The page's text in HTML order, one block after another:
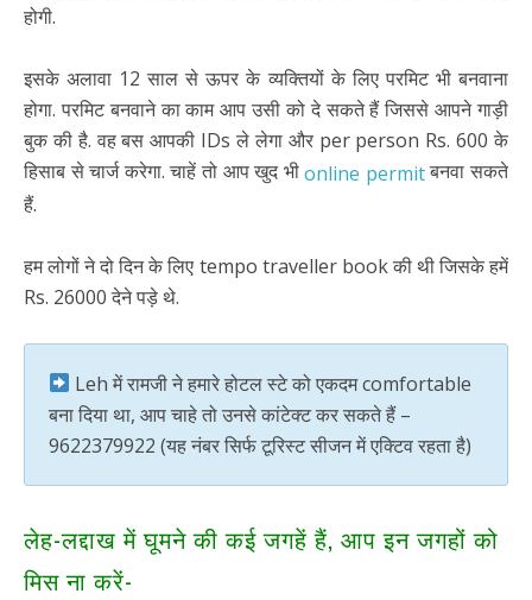
होगी.
इसके अलावा 12 साल से ऊपर के व्यक्तियों के लिए परमिट भी बनवाना
होगा. परमिट बनवाने का काम आप उसी को दे सकते हैं जिससे आपने गाड़ी
बुक की है. वह बस आपकी IDs ले लेगा और per person Rs. 600 के
हिसाब से चार्ज करेगा. चाहें तो आप खुद भीonline permitबनवा सकते
हैं.
हम लोगों ने दो दिन के लिए tempo traveller book की थी जिसके हमें
Rs. 26000 देने पड़े थे.
Leh में रामजी ने हमारे होटल स्टे को एकदम comfortable
बना दिया था, आप चाहे तो उनसे कांटेक्ट कर सकते हैं –
9622379922 (यह नंबर सिर्फ टूरिस्ट सीजन में एक्टिव रहता है)
लेह-लद्दाख में घूमने की कई जगहें हैं, आप इन जगहों को
मिस ना करें-